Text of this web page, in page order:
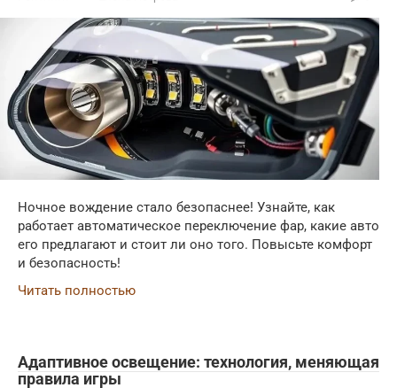
Ночное вождение стало безопаснее! Узнайте, как
работает автоматическое переключение фар, какие авто
его предлагают и стоит ли оно того. Повысьте комфорт
и безопасность!
Читать полностью
Адаптивное освещение: технология, меняющая
правила игры